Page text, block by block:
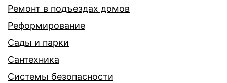
Ремонт в подъездах домов
Реформирование
Сады и парки
Сантехника
Системы безопасности